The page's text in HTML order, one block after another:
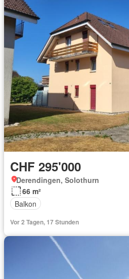
CHF 295'000
Derendingen, Solothurn
66 m²
Balkon
Vor 2 Tagen, 17 Stunden